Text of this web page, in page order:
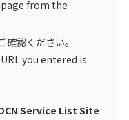
from the
認ください。
you entered is
Service List Site